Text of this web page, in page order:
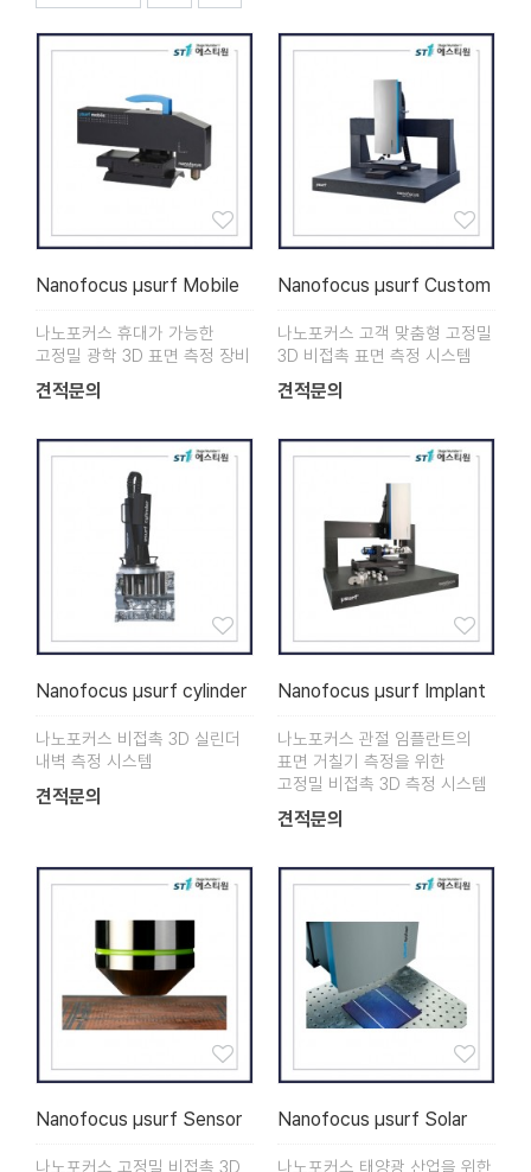
Nanofocus µsurf Mobile
나노포커스 휴대가 가능한
고정밀 광학 3D 표면 측정 장비
견적문의
Nanofocus µsurf Custom
나노포커스 고객 맞춤형 고정밀
3D 비접촉 표면 측정 시스템
견적문의
Nanofocus µsurf cylinder
나노포커스 비접촉 3D 실린더
내벽 측정 시스템
견적문의
Nanofocus µsurf Implant
나노포커스 관절 임플란트의
표면 거칠기 측정을 위한
고정밀 비접촉 3D 측정 시스템
견적문의
Nanofocus µsurf Sensor
나노포커스 고정밀 비접촉 3D
Nanofocus µsurf Solar
나노포커스 태양광 산업을 위한